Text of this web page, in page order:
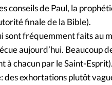
conseils de Paul, la
finale de la Bible).
sont fréquemment faits au
aujourd’hui.
à chacun par le Saint-
exhortations plutôt